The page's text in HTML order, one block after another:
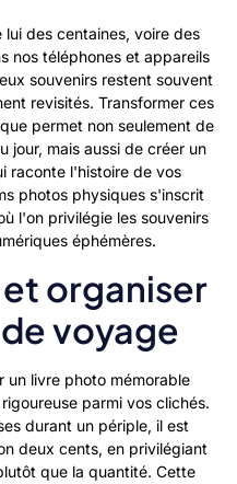
des centaines, voire des
nos téléphones et appareils
souvenirs restent souvent
revisités. Transformer ces
permet non seulement de
jour, mais aussi de créer un
raconte l'histoire de vos
photos physiques s'inscrit
l'on privilégie les souvenirs
éphémères.
organiser
voyage
un livre photo mémorable
parmi vos clichés.
durant un périple, il est
deux cents, en privilégiant
que la quantité. Cette